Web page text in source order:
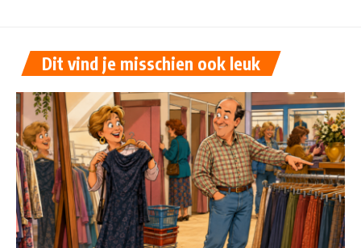
Dit vind je misschien ook leuk